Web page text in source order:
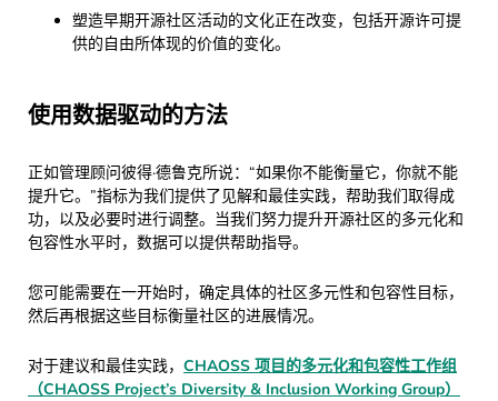
塑造早期开源社区活动的文化正在改变，包括开源许可提
供的自由所体现的价值的变化。
使用数据驱动的方法
正如管理顾问彼得·德鲁克所说：“如果你不能衡量它，你就不能
提升它。”指标为我们提供了见解和最佳实践，帮助我们取得成
功，以及必要时进行调整。当我们努力提升开源社区的多元化和
包容性水平时，数据可以提供帮助指导。
您可能需要在一开始时，确定具体的社区多元性和包容性目标，
然后再根据这些目标衡量社区的进展情况。
对于建议和最佳实践， CHAOSS 项目的多元化和包容性工作组
（CHAOSS Project’s Diversity & Inclusion Working Group）